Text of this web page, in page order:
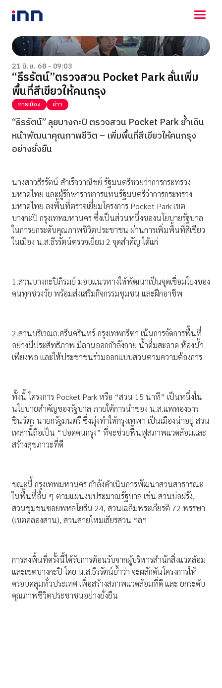
NEWS
ENTERTAINMENT
LIFESTYLE
HOROSCOPE
LOTTERY
VIDEO
ร่วมด้วยช่วยกัน
21 มิ.ย. 68 - 09:03
“ธีรรัตน์”ตรวจสวน Pocket Park ลั่นเพิ่ม
พื้นที่สีเขียวให้คนกรุง
การเมือง ข่าว
“ธีรรัตน์” ลุยบางกะปิ ตรวจสวน Pocket Park ย้ำเดิน
หน้าพัฒนาคุณภาพชีวิต – เพิ่มพื้นที่สีเขียวให้คนกรุง
อย่างยั่งยืน
นางสาวธีรรัตน์ สำเร็จวาณิชย์ รัฐมนตรีช่วยว่าการกระทรวง
มหาดไทย และผู้รักษาราชการแทนรัฐมนตรีว่าการกระทรวง
มหาดไทย ลงพื้นที่ตรวจเยี่ยมโครงการ Pocket Park เขต
บางกะปิ กรุงเทพมหานคร ซึ่งเป็นส่วนหนึ่งของนโยบายรัฐบาล
ในการยกระดับคุณภาพชีวิตประชาชน ผ่านการเพิ่มพื้นที่สีเขียว
ในเมือง น.ส.ธีรรัตน์ตรวจเยี่ยม 2 จุดสำคัญ ได้แก่
1.สวนบางกะปิภิรมย์ มอบแนวทางให้พัฒนาเป็นจุดเชื่อมโยงของ
คนทุกช่วงวัย พร้อมส่งเสริมกิจกรรมชุมชน และฝึกอาชีพ
2.สวนบริเวณถ.ศรีนครินทร์-กรุงเทพกรีฑา เน้นการจัดการพื้นที่
อย่างมีประสิทธิภาพ มีลานออกกำลังกาย น้ำดื่มสะอาด ห้องน้ำ
เพียงพอ และให้ประชาชนร่วมออกแบบสวนตามความต้องการ
ทั้งนี้ โครงการ Pocket Park หรือ “สวน 15 นาที” เป็นหนึ่งใน
นโยบายสำคัญของรัฐบาล ภายใต้การนำของ น.ส.แพทองธาร
ชินวัตร นายกรัฐมนตรี ซึ่งมุ่งทำให้กรุงเทพฯ เป็นเมืองน่าอยู่ สวน
เหล่านี้ถือเป็น “ปอดคนกรุง” ที่จะช่วยฟื้นฟูสภาพแวดล้อมและ
สร้างสุขภาวะที่ดี
ขณะนี้ กรุงเทพมหานคร กำลังดำเนินการพัฒนาสวนสาธารณะ
ในพื้นที่อื่น ๆ ตามแผนงบประมาณรัฐบาล เช่น สวนบ่อฝรั่ง,
สวนชุมชนซอยพหลโยธิน 24, สวนเฉลิมพระเกียรติ 72 พรรษา
(เขตคลองสาน), สวนสายไหมเธียรสวน ฯลฯ
การลงพื้นที่ครั้งนี้ได้รับการต้อนรับจากผู้บริหารสำนักสิ่งแวดล้อม
และเขตบางกะปิ โดย น.ส.ธีรรัตน์ย้ำว่า จะผลักดันโครงการให้
ครอบคลุมทั่วประเทศ เพื่อสร้างสภาพแวดล้อมที่ดี และ ยกระดับ
คุณภาพชีวิตประชาชนอย่างยั่งยืน